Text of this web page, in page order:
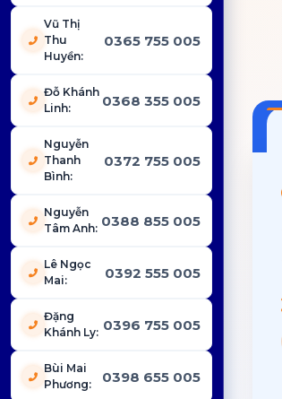
Vũ Thị
Thu
Huyền:
0365 755 005
Đỗ Khánh
Linh: 0368 355 005
Nguyễn
Thanh
Bình:
0372 755 005
Nguyễn
Tâm Anh: 0388 855 005
Lê Ngọc
Mai: 0392 555 005
Đặng
Khánh Ly: 0396 755 005
Bùi Mai
Phương: 0398 655 005